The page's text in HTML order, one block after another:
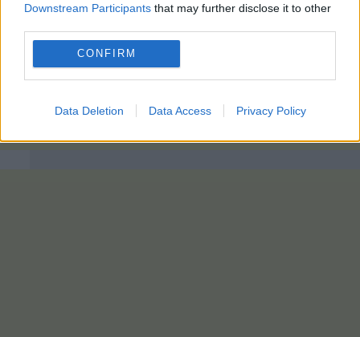
Downstream Participants that may further disclose it to other
CONFIRM
Data Deletion Data Access Privacy Policy